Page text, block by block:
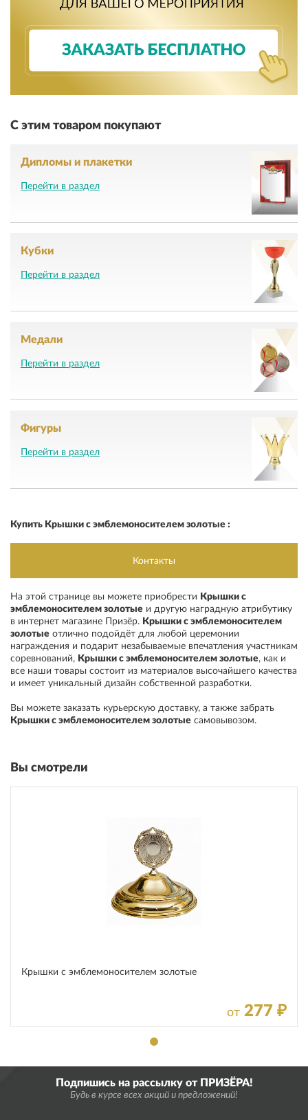
С этим товаром покупают
Дипломы и плакетки
Перейти в раздел
Кубки
Перейти в раздел
Медали
Перейти в раздел
Фигуры
Перейти в раздел
Купить Крышки с эмблемоносителем золотые :
Контакты
На этой странице вы можете приобрести Крышки с
эмблемоносителем золотые и другую наградную атрибутику
в интернет магазине Призёр. Крышки с эмблемоносителем
золотые отлично подойдёт для любой церемонии
награждения и подарит незабываемые впечатления участникам
соревнований, Крышки с эмблемоносителем золотые, как и
все наши товары состоит из материалов высочайшего качества
и имеет уникальный дизайн собственной разработки.
Вы можете заказать курьерскую доставку, а также забрать
Крышки с эмблемоносителем золотые самовывозом.
Вы смотрели
Крышки с эмблемоносителем золотые
от 277 ₽
Подпишись на рассылку от ПРИЗЁРА!
Будь в курсе всех акций и предложений!